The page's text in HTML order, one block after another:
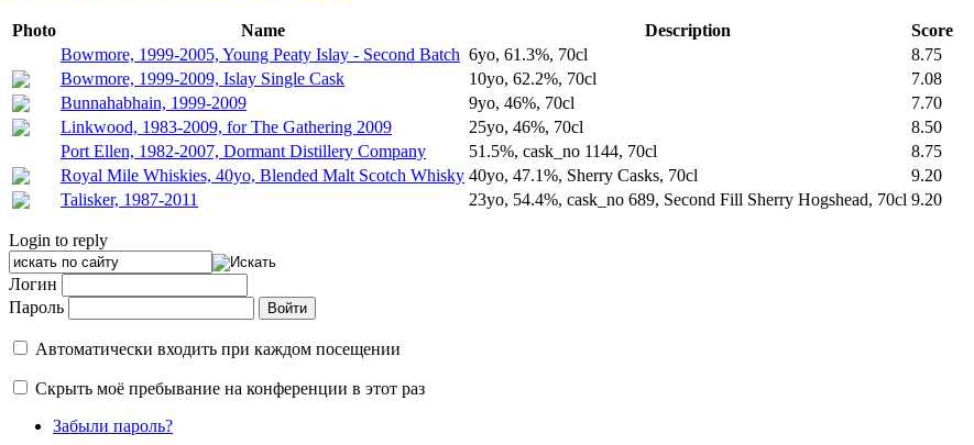
Photo Name Description
Score
Bowmore, 1999-2005, Young Peaty Islay - Second Batch 6yo, 61.3%, 70cl
8.75
Bowmore, 1999-2009, Islay Single Cask
10yo, 62.2%, 70cl
7.08
Bunnahabhain, 1999-2009
9yo, 46%, 70cl
7.70
Linkwood, 1983-2009, for The Gathering 2009
25yo, 46%, 70cl
8.50
Port Ellen, 1982-2007, Dormant Distillery Company
51.5%, cask_no 1144, 70cl
8.75
Royal Mile Whiskies, 40yo, Blended Malt Scotch Whisky 40yo, 47.1%, Sherry Casks, 70cl
9.20
Talisker, 1987-2011
23yo, 54.4%, cask_no 689, Second Fill Sherry Hogshead, 70cl 9.20
Login to reply
Логин
Пароль
Автоматически входить при каждом посещении
Скрыть моё пребывание на конференции в этот раз
Забыли пароль?